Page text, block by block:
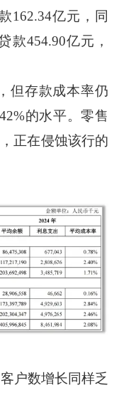
162.34亿元，同
款454.90亿元，
存款成本率仍
的水平。零售
正在侵蚀该行的
户数增长同样乏